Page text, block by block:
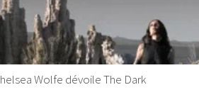
Wolfe dévoile The Dark